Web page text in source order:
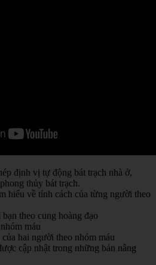
định vị tự động bát trạch nhà ở,
thủy bát trạch.
hiểu về tính cách của từng người theo
theo cung hoàng đạo
máu
hai người theo nhóm máu
cập nhật trong những bản nâng